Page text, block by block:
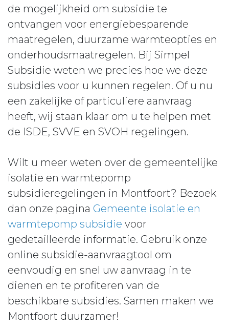
de mogelijkheid om subsidie te
ontvangen voor energiebesparende
maatregelen, duurzame warmteopties en
onderhoudsmaatregelen. Bij Simpel
Subsidie weten we precies hoe we deze
subsidies voor u kunnen regelen. Of u nu
een zakelijke of particuliere aanvraag
heeft, wij staan klaar om u te helpen met
de ISDE, SVVE en SVOH regelingen.
Wilt u meer weten over de gemeentelijke
isolatie en warmtepomp
subsidieregelingen in Montfoort? Bezoek
dan onze pagina Gemeente isolatie en
warmtepomp subsidie voor
gedetailleerde informatie. Gebruik onze
online subsidie-aanvraagtool om
eenvoudig en snel uw aanvraag in te
dienen en te profiteren van de
beschikbare subsidies. Samen maken we
Montfoort duurzamer!